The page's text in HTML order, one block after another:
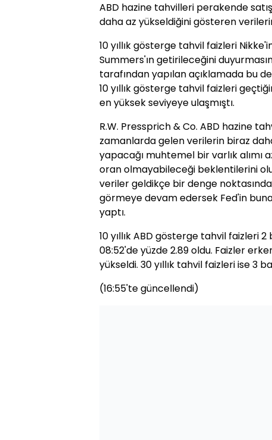
ABD hazine tahvilleri perakende
daha az yükseldiğini gösteren
10 yıllık gösterge tahvil faizleri
Summers'ın getirileceğini
tarafından yapılan açıklamada bu
10 yıllık gösterge tahvil faizleri
en yüksek seviyeye ulaşmıştı.
R.W. Pressprich & Co. ABD hazine
zamanlarda gelen verilerin biraz
yapacağı muhtemel bir varlık alımı
oran olmayabileceği beklentilerini
veriler geldikçe bir denge
görmeye devam edersek Fed'in
yaptı.
10 yıllık ABD gösterge tahvil faizleri
08:52'de yüzde 2.89 oldu. Faizler
yükseldi. 30 yıllık tahvil faizleri ise 3
(16:55'te güncellendi)